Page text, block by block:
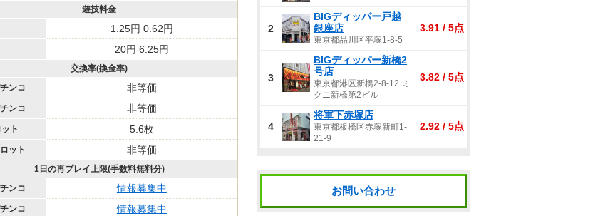
遊技料金
1.25円 0.62円
20円 6.25円
交換率(換金率)
ンコ
非等価
ンコ 非等価
ト 5.6枚
ット 非等価
1日の再プレイ上限(手数料無料分)
ンコ
情報募集中
ンコ 情報募集中
2
BIGディッパー戸越
銀座店
東京都品川区平塚1-8-5
3.91 / 5点
3
BIGディッパー新橋2
号店
東京都港区新橋2-8-12 ミ
クニ新橋第2ビル
3.82 / 5点
4
将軍下赤塚店
東京都板橋区赤塚新町1-
21-9
2.92 / 5点
お問い合わせ